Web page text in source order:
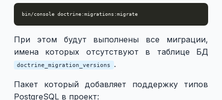
При этом будут выполнены все миграции,
имена которых отсутствуют в таблице БД
doctrine_migration_versions .
Пакет который добавляет поддержку типов
PostgreSQL в проект: